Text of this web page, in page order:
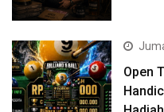
Open